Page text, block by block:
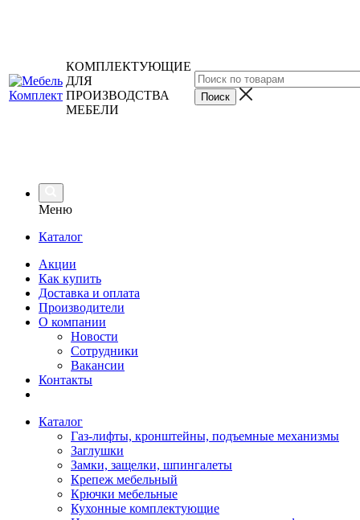
КОМПЛЕКТУЮЩИЕ
ДЛЯ
ПРОИЗВОДСТВА
МЕБЕЛИ
Меню
Каталог
Акции
Как купить
Доставка и оплата
Производители
О компании
Новости
Сотрудники
Вакансии
Контакты
Каталог
Газ-лифты, кронштейны, подъемные механизмы
Заглушки
Замки, защелки, шпингалеты
Крепеж мебельный
Крючки мебельные
Кухонные комплектующие